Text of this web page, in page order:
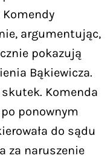
Komendy
argumentując,
pokazują
Bąkiewicza.
Komenda
ponownym
do sądu
za naruszenie